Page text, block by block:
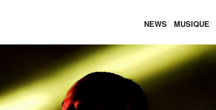
NEWS MUSIQUE